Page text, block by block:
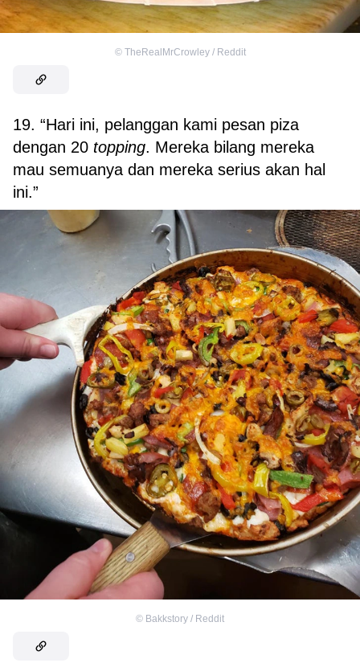
© TheRealMrCrowley / Reddit
19. “Hari ini, pelanggan kami pesan piza
dengan 20 topping. Mereka bilang mereka
mau semuanya dan mereka serius akan hal
ini.”
© Bakkstory / Reddit